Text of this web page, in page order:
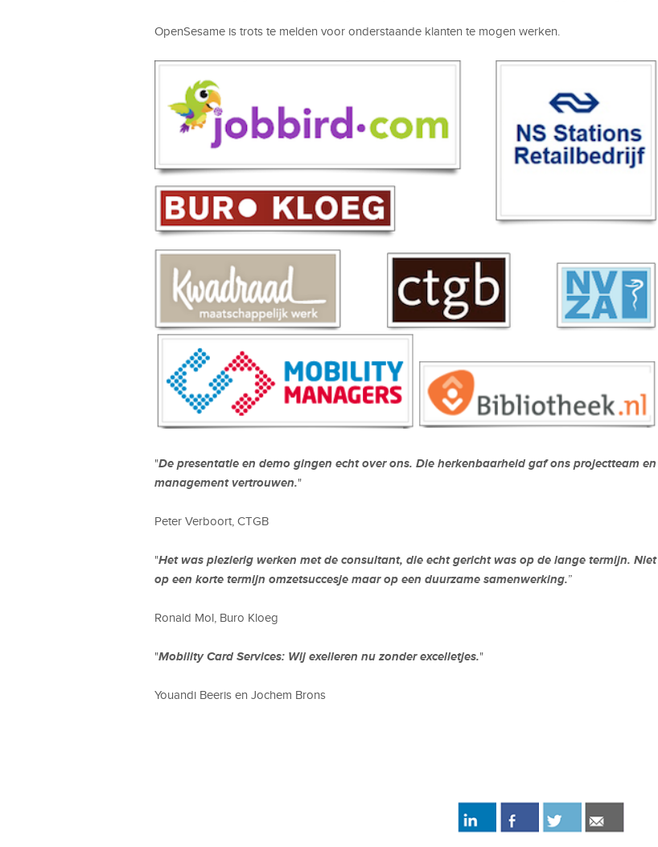
OpenSesame is trots te melden voor onderstaande klanten te mogen werken.
"De presentatie en demo gingen echt over ons. Die herkenbaarheid gaf ons projectteam en
management vertrouwen."
Peter Verboort, CTGB
"Het was plezierig werken met de consultant, die echt gericht was op de lange termijn. Niet
op een korte termijn omzetsuccesje maar op een duurzame samenwerking.”
Ronald Mol, Buro Kloeg
"Mobility Card Services: Wij exelleren nu zonder excelletjes."
Youandi Beeris en Jochem Brons